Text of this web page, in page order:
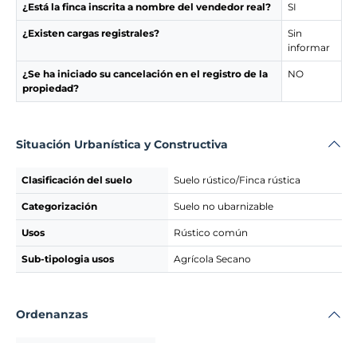
¿Está la finca inscrita a nombre del vendedor real? SI
¿Existen cargas registrales?
Sin
informar
¿Se ha iniciado su cancelación en el registro de la
propiedad?
NO
Situación Urbanística y Constructiva
Clasificación del suelo Suelo rústico/Finca rústica
Categorización Suelo no ubarnizable
Usos Rústico común
Sub-tipologia usos Agrícola Secano
Ordenanzas